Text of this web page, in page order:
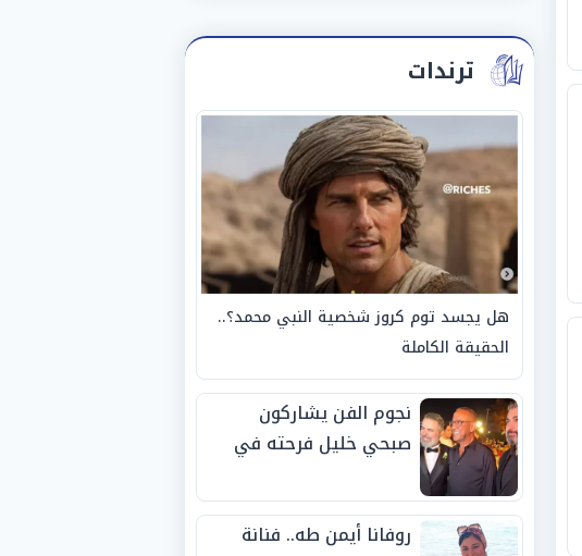
ترندات
هل يجسد توم كروز شخصية النبي محمد؟..
الحقيقة الكاملة
نجوم الفن يشاركون
صبحي خليل فرحته في
روفانا أيمن طه.. فنانة